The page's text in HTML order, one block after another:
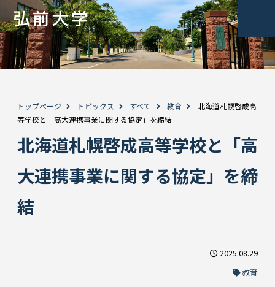
トップページ トピックス すべて 教育
北海道札幌啓成高
等学校と「高大連携事業に関する協定」を締結
北海道札幌啓成高等学校と「高
大連携事業に関する協定」を締
結
2025.08.29
教育